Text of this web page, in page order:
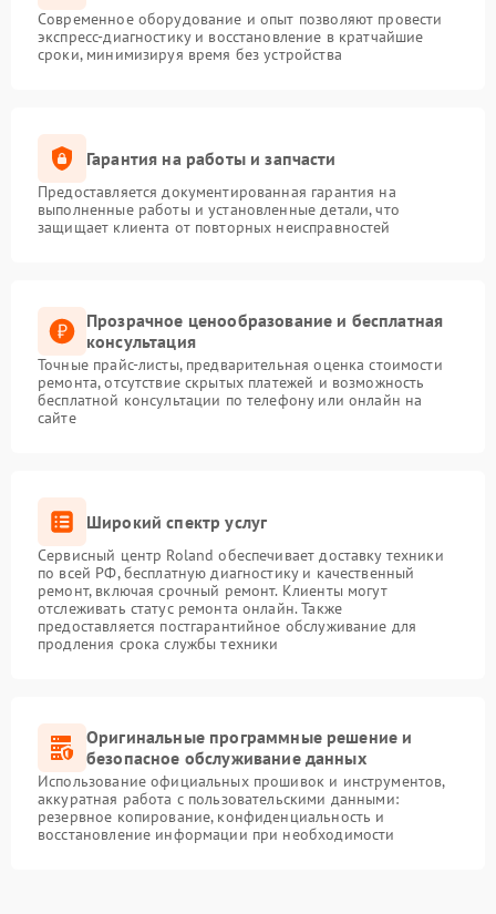
Современное оборудование и опыт позволяют провести
экспресс-диагностику и восстановление в кратчайшие
сроки, минимизируя время без устройства
Гарантия на работы и запчасти
Предоставляется документированная гарантия на
выполненные работы и установленные детали, что
защищает клиента от повторных неисправностей
Прозрачное ценообразование и бесплатная
консультация
Точные прайс-листы, предварительная оценка стоимости
ремонта, отсутствие скрытых платежей и возможность
бесплатной консультации по телефону или онлайн на
сайте
Широкий спектр услуг
Сервисный центр Roland обеспечивает доставку техники
по всей РФ, бесплатную диагностику и качественный
ремонт, включая срочный ремонт. Клиенты могут
отслеживать статус ремонта онлайн. Также
предоставляется постгарантийное обслуживание для
продления срока службы техники
Оригинальные программные решение и
безопасное обслуживание данных
Использование официальных прошивок и инструментов,
аккуратная работа с пользовательскими данными:
резервное копирование, конфиденциальность и
восстановление информации при необходимости